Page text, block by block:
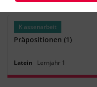
Klassenarbeit
Präpositionen (1)
Latein Lernjahr 1